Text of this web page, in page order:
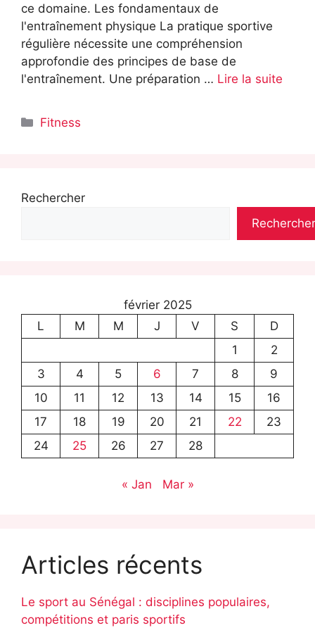
ce domaine. Les fondamentaux de
l'entraînement physique La pratique sportive
régulière nécessite une compréhension
approfondie des principes de base de
l'entraînement. Une préparation … Lire la suite
Catégories
Fitness
Rechercher
Rechercher
février 2025
L
M M J V S
D
1
2
3
4 5 6 7 8
9
10
11 12 13 14 15
16
17
18 19 20 21 22
23
24
25 26 27 28
« Jan Mar »
Articles récents
Le sport au Sénégal : disciplines populaires,
compétitions et paris sportifs